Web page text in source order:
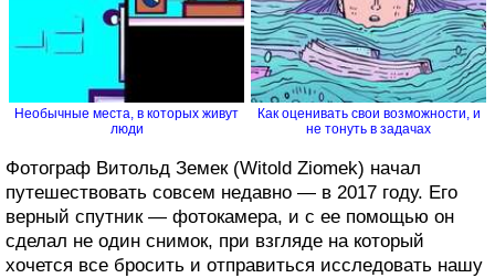
Необычные места, в которых живут
люди
Как оценивать свои возможности, и
не тонуть в задачах
Фотограф Витольд Земек (Witold Ziomek) начал
путешествовать совсем недавно — в 2017 году. Его
верный спутник — фотокамера, и с ее помощью он
сделал не один снимок, при взгляде на который
хочется все бросить и отправиться исследовать нашу